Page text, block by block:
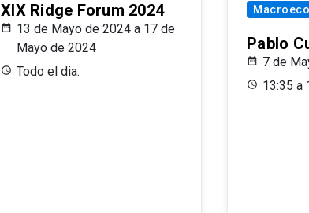
XIX Ridge Forum 2024
13 de Mayo de 2024 a 17 de
Mayo de 2024
Todo el dia.
Pablo
7 de
13:35 a